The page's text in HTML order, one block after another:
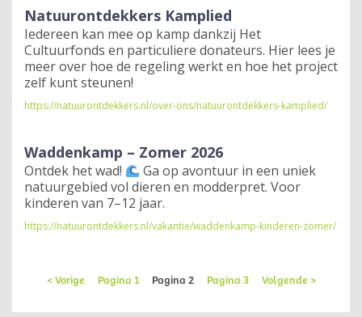
Natuurontdekkers Kamplied
Iedereen kan mee op kamp dankzij Het
Cultuurfonds en particuliere donateurs. Hier lees je
meer over hoe de regeling werkt en hoe het project
zelf kunt steunen!
https://natuurontdekkers.nl/over-ons/natuurontdekkers-kamplied/
Waddenkamp – Zomer 2026
Ontdek het wad!
Ga op avontuur in een uniek
natuurgebied vol dieren en modderpret. Voor
kinderen van 7–12 jaar.
https://natuurontdekkers.nl/vakantie/waddenkamp-kinderen-zomer/
< Vorige Pagina 1 Pagina 2 Pagina 3 Volgende >